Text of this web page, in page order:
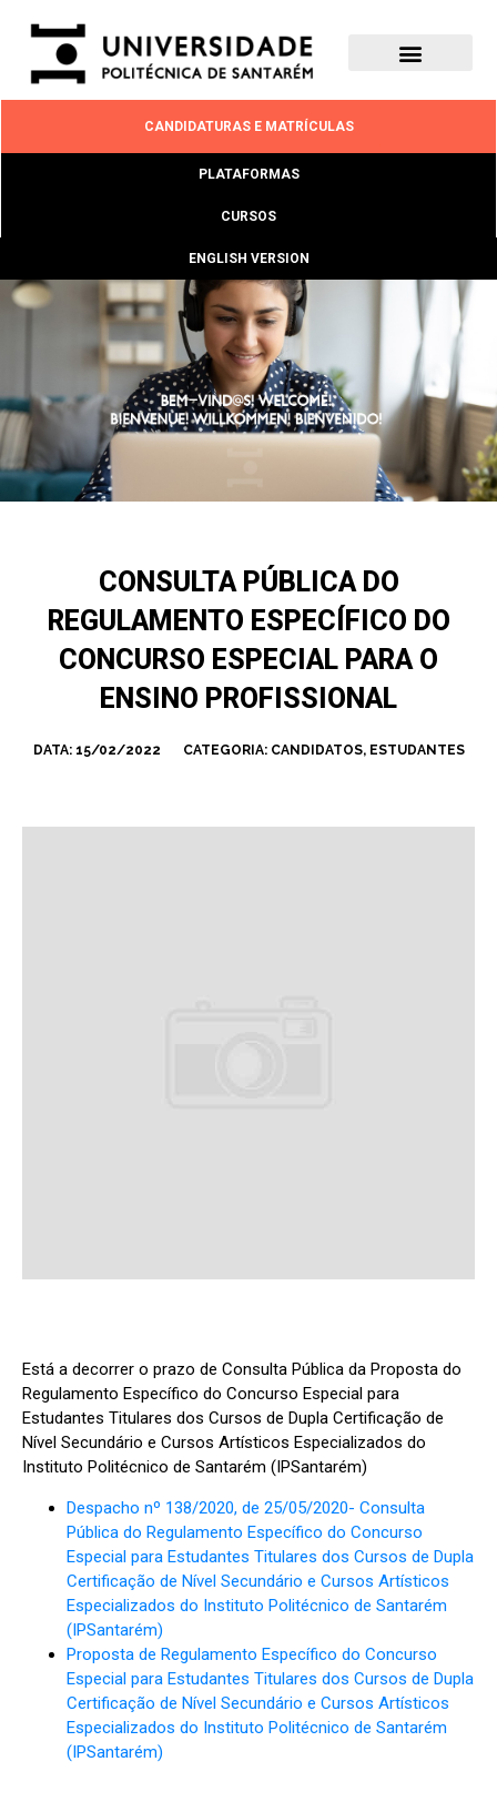
CANDIDATURAS E MATRÍCULAS
PLATAFORMAS
CURSOS
ENGLISH VERSION
CONSULTA PÚBLICA DO
REGULAMENTO ESPECÍFICO DO
CONCURSO ESPECIAL PARA O
ENSINO PROFISSIONAL
DATA: 15/02/2022 CATEGORIA: CANDIDATOS, ESTUDANTES
Está a decorrer o prazo de Consulta Pública da Proposta do
Regulamento Específico do Concurso Especial para
Estudantes Titulares dos Cursos de Dupla Certificação de
Nível Secundário e Cursos Artísticos Especializados do
Instituto Politécnico de Santarém (IPSantarém)
Despacho nº 138/2020, de 25/05/2020- Consulta
Pública do Regulamento Específico do Concurso
Especial para Estudantes Titulares dos Cursos de Dupla
Certificação de Nível Secundário e Cursos Artísticos
Especializados do Instituto Politécnico de Santarém
(IPSantarém)
Proposta de Regulamento Específico do Concurso
Especial para Estudantes Titulares dos Cursos de Dupla
Certificação de Nível Secundário e Cursos Artísticos
Especializados do Instituto Politécnico de Santarém
(IPSantarém)